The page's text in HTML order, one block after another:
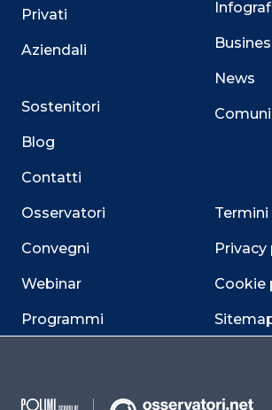
Privati
Aziendali
Sostenitori
Blog
Contatti
Osservatori
Convegni
Webinar
Programmi
News
Privacy
Cookie